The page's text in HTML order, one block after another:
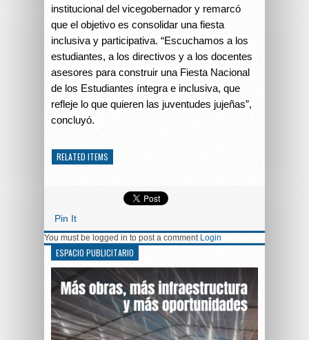
institucional del vicegobernador y remarcó
que el objetivo es consolidar una fiesta
inclusiva y participativa. “Escuchamos a los
estudiantes, a los directivos y a los docentes
asesores para construir una Fiesta Nacional
de los Estudiantes íntegra e inclusiva, que
refleje lo que quieren las juventudes jujeñas”,
concluyó.
RELATED ITEMS
Pin It
You must be logged in to post a comment Login
ESPACIO PUBLICITARIO